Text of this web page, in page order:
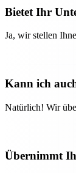
Bietet Ihr
Ja, wir stellen
Kann ich
Natürlich! Wir
Übernimmt